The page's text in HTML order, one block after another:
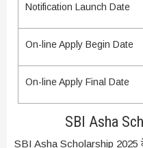
Notification Launch Date
On-line Apply Begin Date
On-line Apply Final Date
SBI Asha
SBI Asha Scholarship 2025